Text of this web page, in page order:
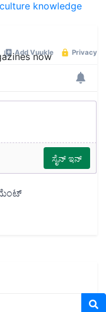
knowledge
now